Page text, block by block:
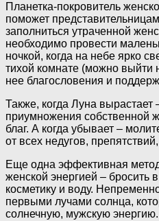
Планетка-покровитель
поможет
заполниться утраченной
необходимо провести
ночкой, когда на небе ярко
тихой комнате (можно выйти
нее благословения и
Также, когда Луна вырастает
приумножения собственной
благ. А когда убывает –
от всех недугов,
Еще одна эффективная
женской энергией – бросить
косметику и воду.
первыми лучами солнца,
солнечную, мужскую энергию.